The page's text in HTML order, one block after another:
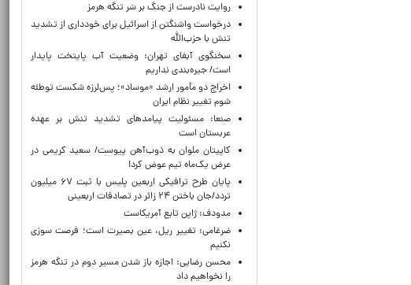
روایت نادرست از جنگ بر سَر تنگه هرمز
درخواست واشنگتن از اسرائیل برای خودداری از تشدید
تنش با حزب‌الله
سخنگوی آبفای تهران: وضعیت آب پایتخت پایدار
است/ جیره‌بندی نداریم
اخراج دو مأمور ارشد «موساد»؛ پس‌لرزه شکست توطئه
شوم تغییر نظام ایران
صنعا: مسئولیت پیامدهای تشدید تنش بر عهده
عربستان است
کاپیتان ملوان به ذوب‌آهن پیوست/ سعید کریمی در
عرض یک‌ماه تیم عوض کرد!
پایان طرح ترافیکی اربعین پلیس با ثبت ۶۷ میلیون
تردد/جان باختن ۲۴ زائر در تصادفات اربعینی
مدودف: ژاپن تابع آمریکاست
ضرغامی: تغییر ریل، عین بصیرت است؛ فرصت سوزی
نکنیم
محسن رضایی: اجازه باز شدن مسیر دوم در تنگه هرمز
را نخواهیم داد